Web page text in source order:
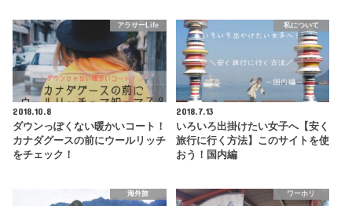
アラサーLife
2018.10.8
ダウンっぽくない暖かいコート！
カナダグースの前にウールリッチ
をチェック！
私について
2018.7.13
いろいろ出掛けたい女子へ【安く
旅行に行く方法】このサイトを使
おう！国内編
海外旅 ワーホリ